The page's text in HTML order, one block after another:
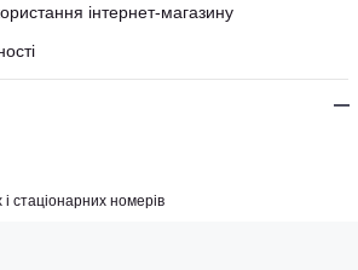
інтернет-магазину
стаціонарних номерів